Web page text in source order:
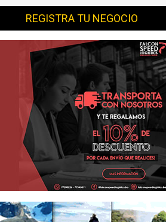
REGISTRA TU NEGOCIO